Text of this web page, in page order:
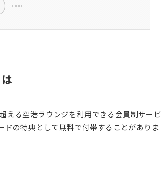
える空港ラウンジを利用できる会員制サービ
の特典として無料で付帯することがありま